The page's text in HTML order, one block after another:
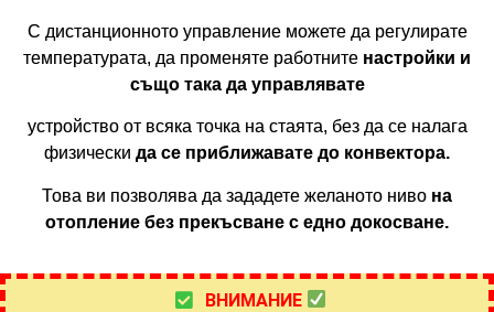
С дистанционното управление можете да регулирате
температурата, да променяте работните настройки и
също така да управлявате
устройство от всяка точка на стаята, без да се налага
физически да се приближавате до конвектора.
Това ви позволява да зададете желаното ниво на
отопление без прекъсване с едно докосване.
ВНИМАНИЕ